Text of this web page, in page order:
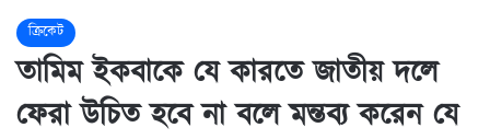
ক্রিকেট
তামিম ইকবাকে যে কারতে জাতীয় দলে
ফেরা উচিত হবে না বলে মন্তব্য করেন যে